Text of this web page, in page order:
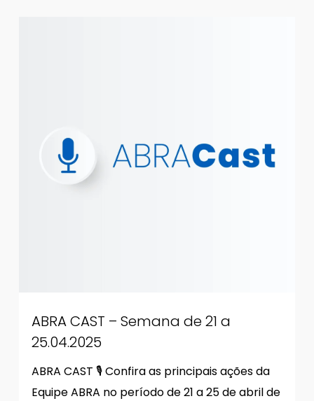
ABRA CAST – Semana de 21 a
25.04.2025
ABRA CAST 🎙 Confira as principais ações da
Equipe ABRA no período de 21 a 25 de abril de